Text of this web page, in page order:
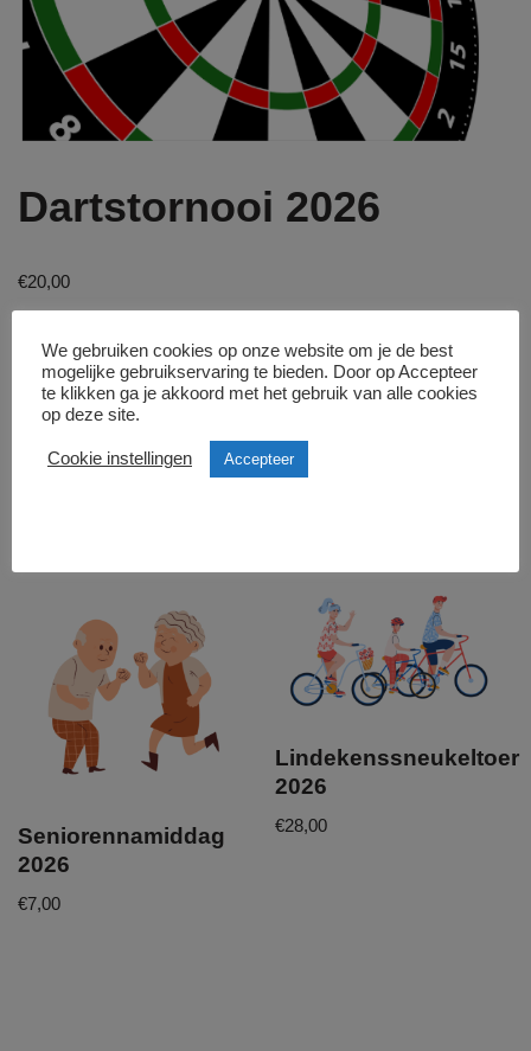
Dartstornooi 2026
€20,00
Inschrijven
Categorie:Geen categorie
Seniorennamiddag
2026
€7,00
Lindekenssneukeltoer
2026
€28,00
We gebruiken cookies op onze website om je de best
mogelijke gebruikservaring te bieden. Door op Accepteer
te klikken ga je akkoord met het gebruik van alle cookies
op deze site.
Cookie instellingen Accepteer